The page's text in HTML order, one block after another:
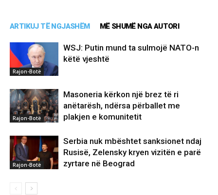
ARTIKUJ TË NGJASHËM MË SHUMË NGA AUTORI
Rajon-Botë
WSJ: Putin mund ta sulmojë NATO-n
këtë vjeshtë
Rajon-Botë
Masoneria kërkon një brez të ri
anëtarësh, ndërsa përballet me
plakjen e komunitetit
Rajon-Botë
Serbia nuk mbështet sanksionet ndaj
Rusisë, Zelensky kryen vizitën e parë
zyrtare në Beograd